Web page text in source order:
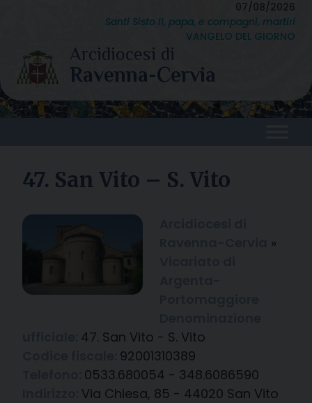
content
07/08/2026
Santi Sisto II, papa, e compagni, martiri
VANGELO DEL GIORNO
47. San Vito – S. Vito
»
47. San Vito - S. Vito
92001310389
0533.680054 - 348.6086590
Via Chiesa, 85 - 44020 San Vito